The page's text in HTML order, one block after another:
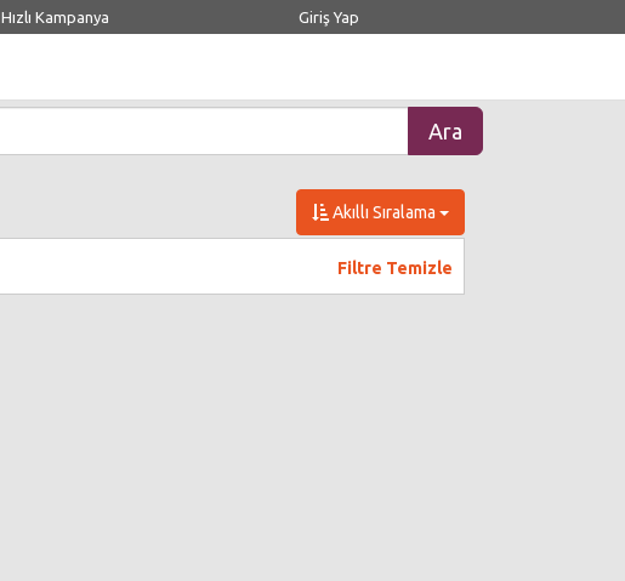
Hızlı Kampanya Giriş Yap
Akıllı Sıralama
Filtre Temizle